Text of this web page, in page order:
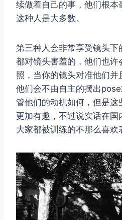
续做着自己的事，他们根本
这种人是大多数。
第三种人会非常享受镜头下
都对镜头害羞的，他们也许
照，当你的镜头对准他们并
他们会不由自主的摆出
管他们的动机如何，但是这
更加有趣，不过说实话在国
大家都被训练的不那么喜欢